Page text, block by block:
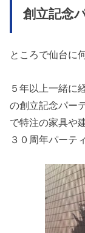
創立記念
ところで仙台に
５年以上一緒に
の創立記念パー
で特注の家具や
３０周年パーテ